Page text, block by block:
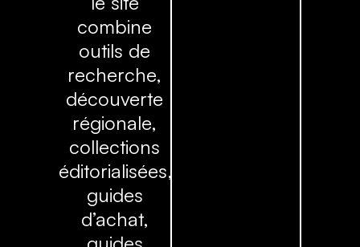
combine
outils de
recherche,
découverte
régionale,
collections
éditorialisées,
guides
d’achat,